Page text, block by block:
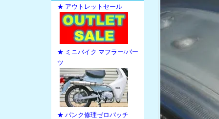
★ アウトレットセール
★ ミニバイク マフラー/パー
ツ
★ パンク修理ゼロパッチ